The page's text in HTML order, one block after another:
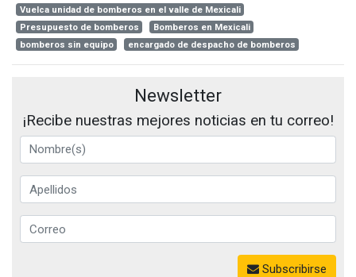
Vuelca unidad de bomberos en el valle de Mexicali
Presupuesto de bomberos
Bomberos en Mexicali
bomberos sin equipo
encargado de despacho de bomberos
Newsletter
¡Recibe nuestras mejores noticias en tu correo!
Subscribirse